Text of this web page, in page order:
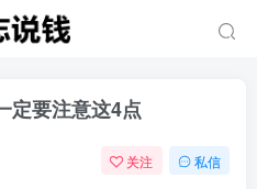
定要注意这4点
关注 私信